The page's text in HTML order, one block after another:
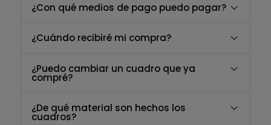
¿Con qué medios de pago puedo pagar?
¿Cuándo recibiré mi compra?
¿Puedo cambiar un cuadro que ya
compré?
¿De qué material son hechos los
cuadros?